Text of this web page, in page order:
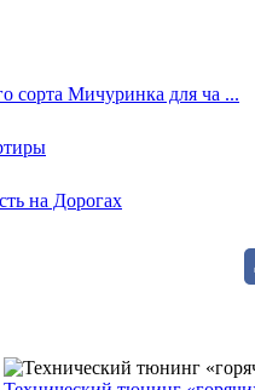
сорта Мичуринка для ча ...
на Дорогах